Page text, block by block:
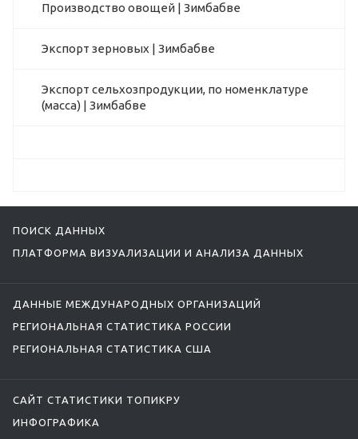
Производство овощей | Зимбабве
Экспорт зерновых | Зимбабве
Экспорт сельхозпродукции, по номенклатуре
(масса) | Зимбабве
ПОИСК ДАННЫХ
ПЛАТФОРМА ВИЗУАЛИЗАЦИИ И АНАЛИЗА ДАННЫХ
ДАННЫЕ МЕЖДУНАРОДНЫХ ОРГАНИЗАЦИЙ
РЕГИОНАЛЬНАЯ СТАТИСТИКА РОССИИ
РЕГИОНАЛЬНАЯ СТАТИСТИКА США
САЙТ СТАТИСТИКИ ТОПИКРУ
ИНФОГРАФИКА